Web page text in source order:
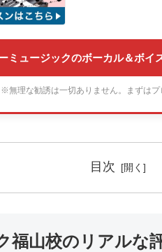
ミュージックのボーカル＆ボイ
※無理な勧誘は一切ありません。まずはプ
目次
福山校のリアルな